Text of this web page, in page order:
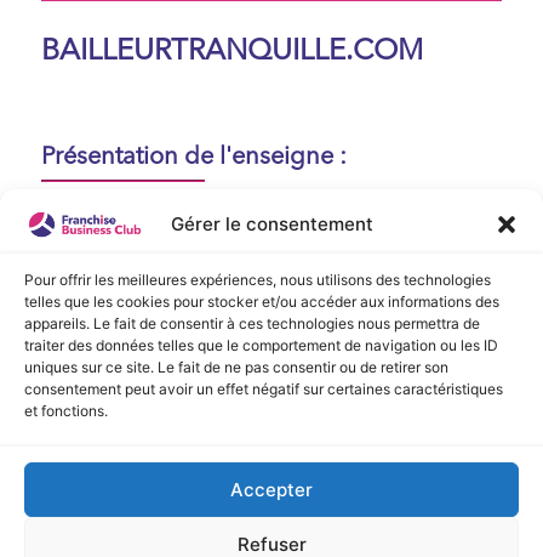
Gérer le consentement
Pour offrir les meilleures expériences, nous utilisons des technologies
telles que les cookies pour stocker et/ou accéder aux informations des
appareils. Le fait de consentir à ces technologies nous permettra de
traiter des données telles que le comportement de navigation ou les ID
uniques sur ce site. Le fait de ne pas consentir ou de retirer son
consentement peut avoir un effet négatif sur certaines caractéristiques
et fonctions.
Accepter
Refuser
BAILLEURTRANQUILLE.COM
Présentation de l'enseigne :
Aucune présentation n'est disponible
actuellement !
Vidéo de Présentation
Aucune vidéo disponible.